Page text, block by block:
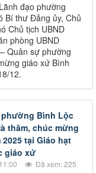
đạo phường
Bí thư Đảng ủy, Chủ
Chủ tịch UBND
phòng UBND
Quân sự phường
giáo xứ Bình
12.
Bình Lộc
thăm, chúc mừng
tại Giáo hạt
giáo xứ
Đã xem: 225